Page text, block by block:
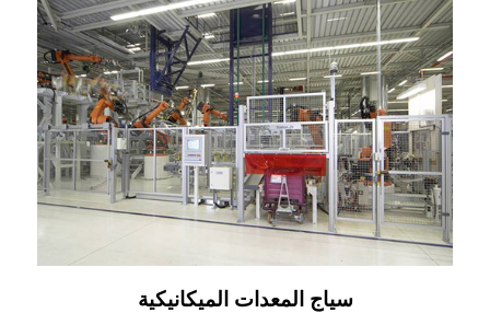
سياج المعدات الميكانيكية